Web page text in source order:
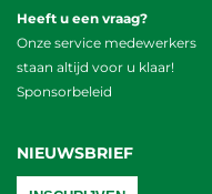
Heeft u een vraag?
Onze service medewerkers
staan altijd voor u klaar!
Sponsorbeleid
NIEUWSBRIEF